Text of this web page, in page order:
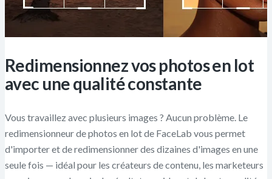
Redimensionnez vos photos en lot
avec une qualité constante
Vous travaillez avec plusieurs images ? Aucun problème. Le
redimensionneur de photos en lot de FaceLab vous permet
d'importer et de redimensionner des dizaines d'images en une
seule fois — idéal pour les créateurs de contenu, les marketeurs